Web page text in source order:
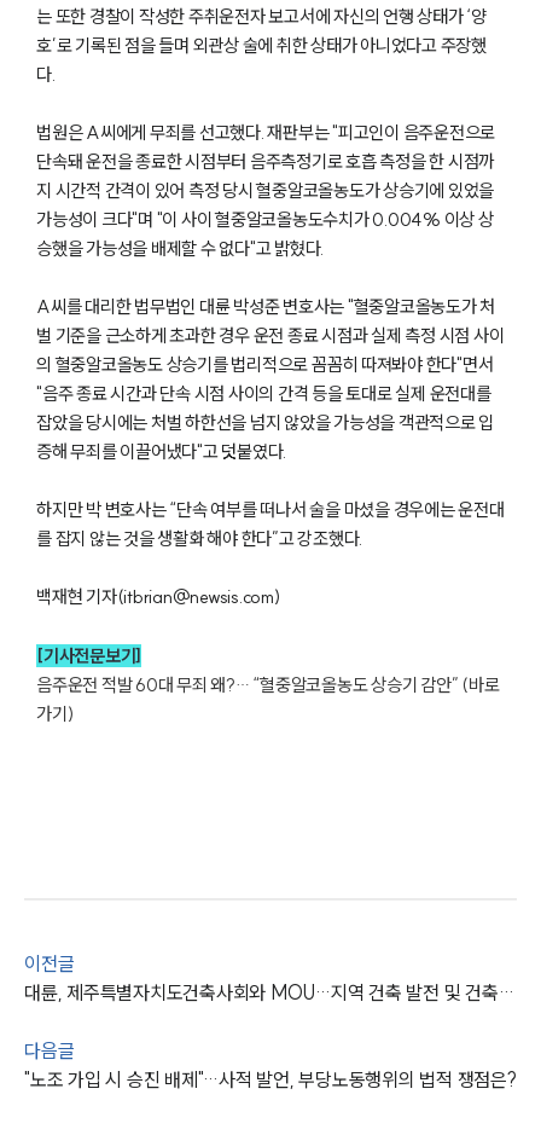
업무사례
법률정보
는 또한 경찰이 작성한 주취운전자 보고서에 자신의 언행 상태가 ‘양
호’로 기록된 점을 들며 외관상 술에 취한 상태가 아니었다고 주장했
다.
법원은 A씨에게 무죄를 선고했다. 재판부는 "피고인이 음주운전으로
단속돼 운전을 종료한 시점부터 음주측정기로 호흡 측정을 한 시점까
지 시간적 간격이 있어 측정 당시 혈중알코올농도가 상승기에 있었을
가능성이 크다"며 "이 사이 혈중알코올농도수치가 0.004% 이상 상
승했을 가능성을 배제할 수 없다"고 밝혔다.
A씨를 대리한 법무법인 대륜 박성준 변호사는 "혈중알코올농도가 처
벌 기준을 근소하게 초과한 경우 운전 종료 시점과 실제 측정 시점 사이
의 혈중알코올농도 상승기를 법리적으로 꼼꼼히 따져봐야 한다"면서
"음주 종료 시간과 단속 시점 사이의 간격 등을 토대로 실제 운전대를
잡았을 당시에는 처벌 하한선을 넘지 않았을 가능성을 객관적으로 입
증해 무죄를 이끌어냈다"고 덧붙였다.
하지만 박 변호사는 “단속 여부를 떠나서 술을 마셨을 경우에는 운전대
를 잡지 않는 것을 생활화 해야 한다”고 강조했다.
백재현 기자(itbrian@newsis.com)
[기사전문보기]
음주운전 적발 60대 무죄 왜?… “혈중알코올농도 상승기 감안” (바로
가기)
이전글
대륜, 제주특별자치도건축사회와 MOU…지역 건축 발전 및 건축사 법률지원 협력
다음글
"노조 가입 시 승진 배제"…사적 발언, 부당노동행위의 법적 쟁점은?